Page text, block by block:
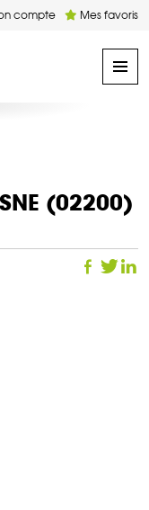
compte Mes favoris
(02200)